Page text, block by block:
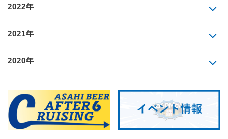
2022年
2021年
2020年